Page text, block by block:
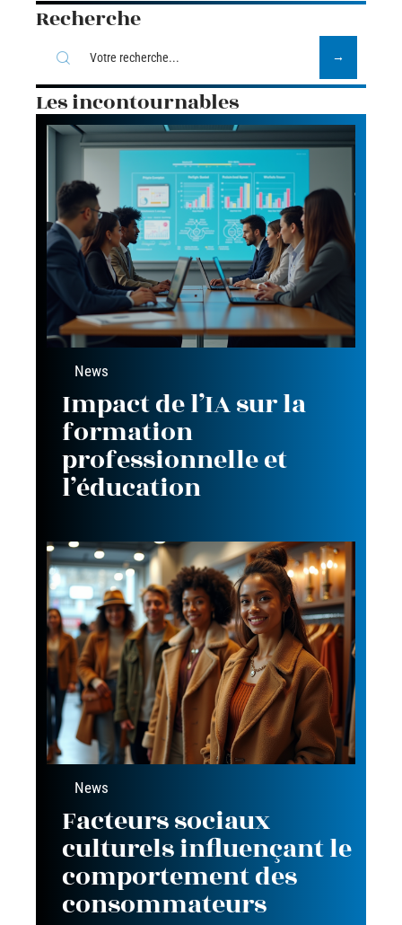
Recherche
Les incontournables
News
Impact de l’IA sur la
formation
professionnelle et
l’éducation
News
Facteurs sociaux
culturels influençant le
comportement des
consommateurs